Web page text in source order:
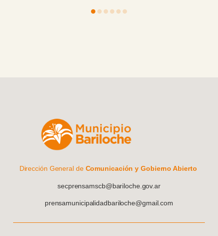
Dirección General de Comunicación y Gobierno Abierto
secprensamscb@bariloche.gov.ar
prensamunicipalidadbariloche@gmail.com